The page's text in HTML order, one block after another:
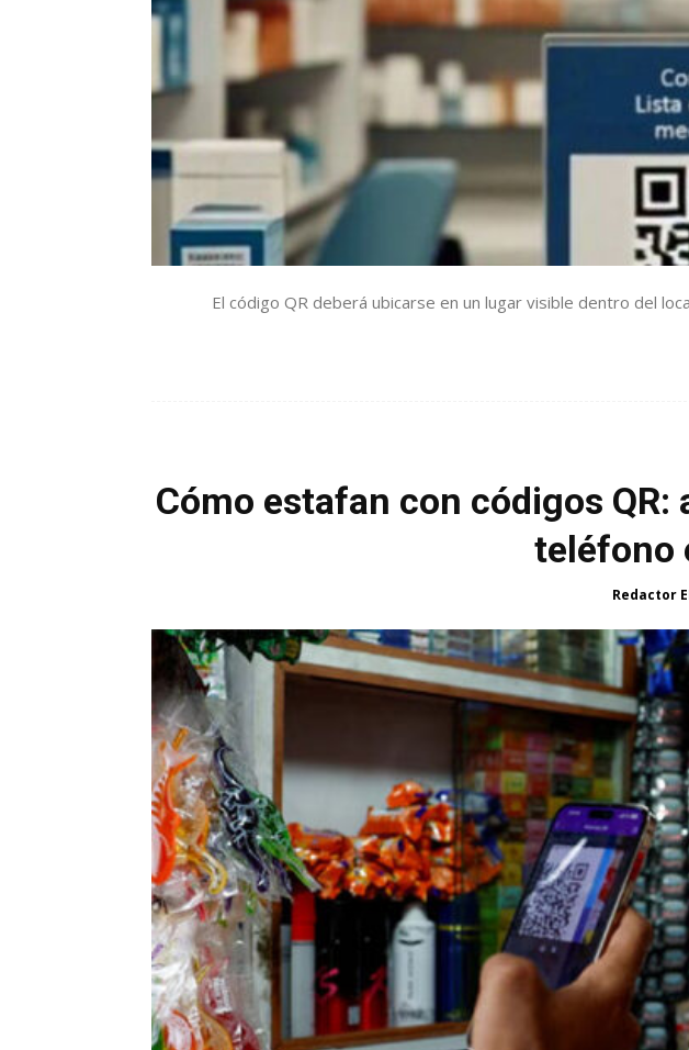
El código QR deberá ubicarse en un lugar visible dentro del
Cómo estafan con códigos
teléfono
Redactor